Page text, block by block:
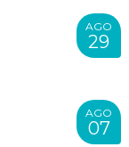
AGO
29
AGO
07